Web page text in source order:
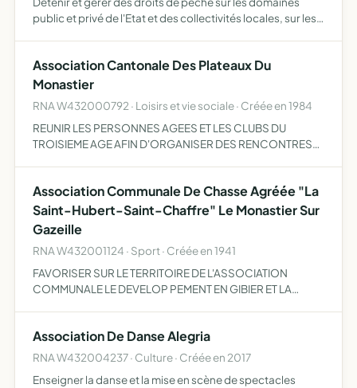
public et privé de l'Etat et des collectivités locales, sur les
Association Cantonale Des Plateaux Du
Monastier
RNA W432000792 · Loisirs et vie sociale · Créée en 1984
REUNIR LES PERSONNES AGEES ET LES CLUBS DU
TROISIEME AGE AFIN D'ORGANISER DES RENCONTRES
Association Communale De Chasse Agréée "La
Saint-Hubert-Saint-Chaffre" Le Monastier Sur
Gazeille
RNA W432001124 · Sport · Créée en 1941
FAVORISER SUR LE TERRITOIRE DE L'ASSOCIATION
COMMUNALE LE DEVELOP PEMENT EN GIBIER ET LA
MEMBRES DANS LE RESPECT DES PROPRIETES …
Association De Danse Alegria
RNA W432004237 · Culture · Créée en 2017
Enseigner la danse et la mise en scène de spectacles